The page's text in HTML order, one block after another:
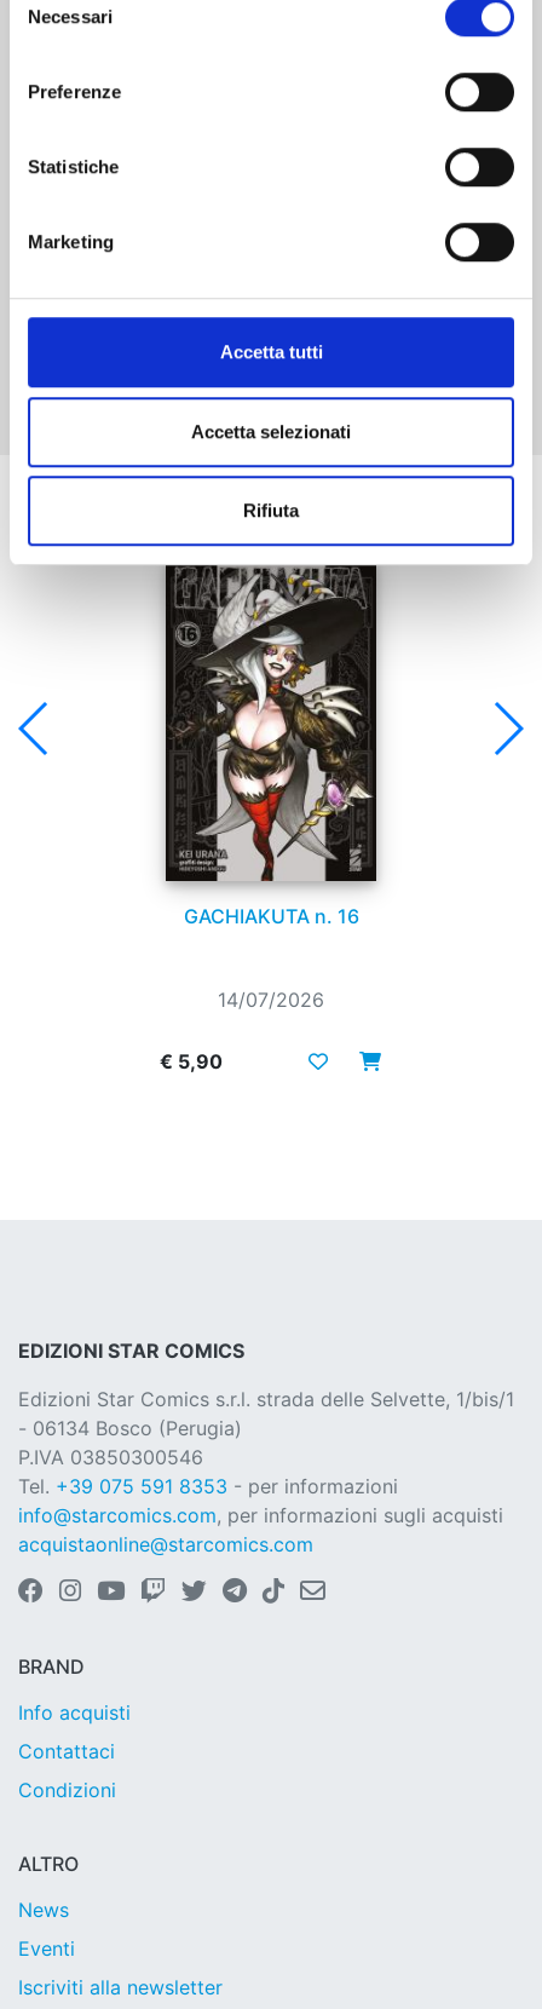
delNecessari
Preferenze
Statistiche
Marketing
Accetta tutti
Accetta selezionati
Rifiuta
Mostra tutto
Se ti è piaciuto prova anche:
GACHIAKUTA n. 16
14/07/2026
€ 5,90
EDIZIONI STAR COMICS
Edizioni Star Comics s.r.l. strada delle Selvette, 1/bis/1
- 06134 Bosco (Perugia)
P.IVA 03850300546
Tel. +39 075 591 8353 - per informazioni
info@starcomics.com, per informazioni sugli acquisti
acquistaonline@starcomics.com
BRAND
Info acquisti
Contattaci
Condizioni
ALTRO
News
Eventi
Iscriviti alla newsletter